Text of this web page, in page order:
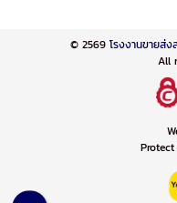
© 2569โรงงานขายส่
All